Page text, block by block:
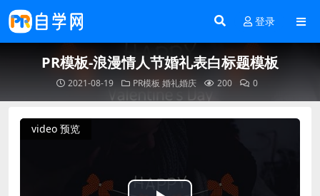
登录
PR模板-浪漫情人节婚礼表白标题模板
2021-08-19 PR模板 婚礼婚庆 200 0
video 预览